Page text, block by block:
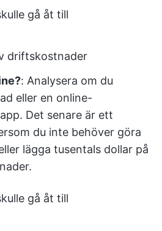
gå åt till
driftskostnader
: Analysera om du
eller en online-
Det senare är ett
du inte behöver göra
lägga tusentals dollar på
gå åt till